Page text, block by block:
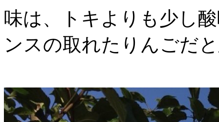
味は、トキよりも少し
ンスの取れたりんごだ